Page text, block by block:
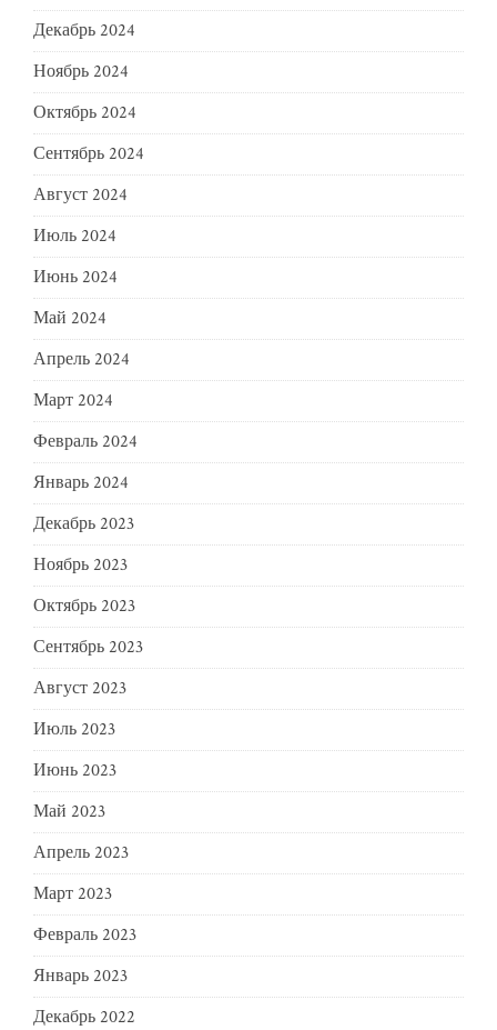
Декабрь 2024
Ноябрь 2024
Октябрь 2024
Сентябрь 2024
Август 2024
Июль 2024
Июнь 2024
Май 2024
Апрель 2024
Март 2024
Февраль 2024
Январь 2024
Декабрь 2023
Ноябрь 2023
Октябрь 2023
Сентябрь 2023
Август 2023
Июль 2023
Июнь 2023
Май 2023
Апрель 2023
Март 2023
Февраль 2023
Январь 2023
Декабрь 2022